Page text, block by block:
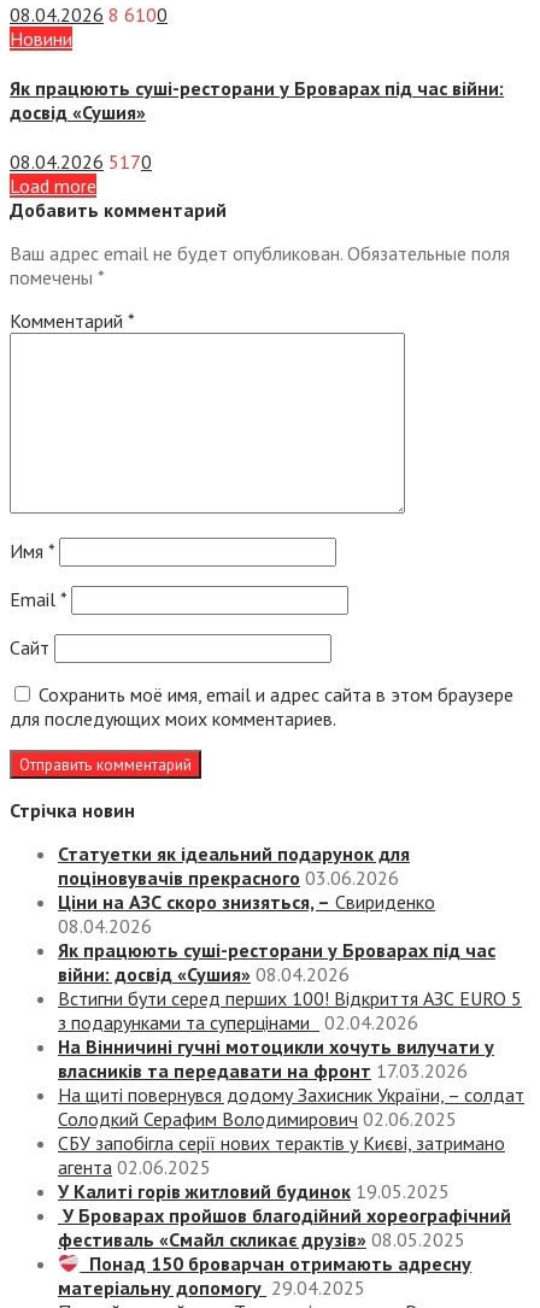
08.04.2026 8 6100
Новини
Як працюють суші-ресторани у Броварах під час війни:
досвід «Сушия»
08.04.2026 5170
Load more
Добавить комментарий
Ваш адрес email не будет опубликован. Обязательные поля
помечены *
Комментарий *
Имя *
Email *
Сайт
Сохранить моё имя, email и адрес сайта в этом браузере
для последующих моих комментариев.
Стрічка новин
Статуетки як ідеальний подарунок для
поціновувачів прекрасного 03.06.2026
Ціни на АЗС скоро знизяться, – Свириденко
08.04.2026
Як працюють суші-ресторани у Броварах під час
війни: досвід «Сушия» 08.04.2026
Встигни бути серед перших 100! Відкриття АЗС EURO 5
з подарунками та суперцінами
02.04.2026
На Вінничині гучні мотоцикли хочуть вилучати у
власників та передавати на фронт 17.03.2026
На щиті повернувся додому Захисник України, – солдат
Солодкий Серафим Володимирович 02.06.2025
СБУ запобігла серії нових терактів у Києві, затримано
агента 02.06.2025
У Калиті горів житловий будинок 19.05.2025
У Броварах пройшов благодійний хореографічний
фестиваль «Смайл скликає друзів» 08.05.2025
Понад 150 броварчан отримають адресну
матеріальну допомогу 29.04.2025